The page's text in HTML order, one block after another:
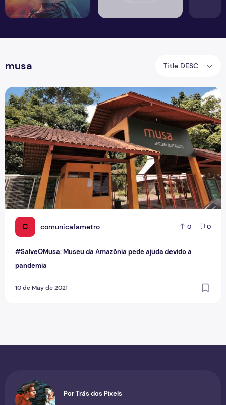
musa Title DESC
C comunicafametro 0 0
#SalveOMusa: Museu da Amazônia pede ajuda devido a
pandemia
10 de May de 2021
#SalveOMusa: Museu da Amazônia pede ajuda devido a
Por Trás dos Pixels